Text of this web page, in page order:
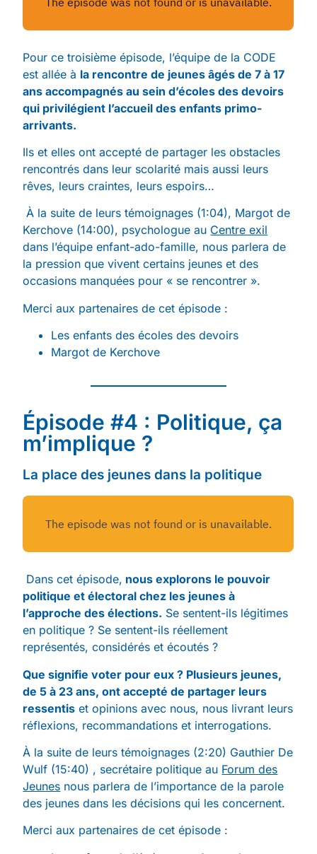
Pour ce troisième épisode, l’équipe de la CODE
est allée à la rencontre de jeunes âgés de 7 à 17
ans accompagnés au sein d’écoles des devoirs
qui privilégient l’accueil des enfants primo-
arrivants.
Ils et elles ont accepté de partager les obstacles
rencontrés dans leur scolarité mais aussi leurs
rêves, leurs craintes, leurs espoirs…
À la suite de leurs témoignages (1:04), Margot de
Kerchove (14:00), psychologue au Centre exil
dans l’équipe enfant-ado-famille, nous parlera de
la pression que vivent certains jeunes et des
occasions manquées pour « se rencontrer ».
Merci aux partenaires de cet épisode :
Les enfants des écoles des devoirs
Margot de Kerchove
Épisode #4 : Politique, ça
m’implique ?
La place des jeunes dans la politique
Dans cet épisode, nous explorons le pouvoir
politique et électoral chez les jeunes à
l’approche des élections. Se sentent-ils légitimes
en politique ? Se sentent-ils réellement
représentés, considérés et écoutés ?
Que signifie voter pour eux ? Plusieurs jeunes,
de 5 à 23 ans, ont accepté de partager leurs
ressentis et opinions avec nous, nous livrant leurs
réflexions, recommandations et interrogations.
À la suite de leurs témoignages (2:20) Gauthier De
Wulf (15:40) , secrétaire politique au Forum des
Jeunes nous parlera de l’importance de la parole
des jeunes dans les décisions qui les concernent.
Merci aux partenaires de cet épisode :